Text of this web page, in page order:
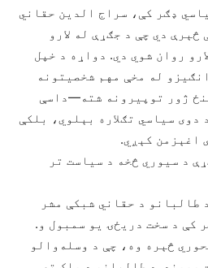
ډګر کې، سراج الدین حقاني
دي چې د جګړې له لارو
روان شوي دي. دواړه د خپل
له مخې مهم شخصیتونه
ژور توپیرونه شته—داسې
دوی سیاسي تګلاره بېلوي، بلکې
اغېزمن کېږي.
د سیوري څخه د سیاست تر
طالبانو د حقاني شبکې مشر
کې د سخت دریځۍ یو سمبول و.
څېره وه، چې د وسله‌والو